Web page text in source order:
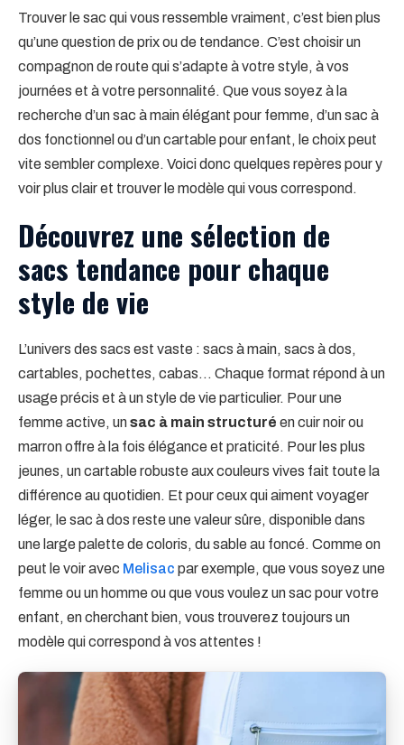
Trouver le sac qui vous ressemble vraiment, c’est bien plus
qu’une question de prix ou de tendance. C’est choisir un
compagnon de route qui s’adapte à votre style, à vos
journées et à votre personnalité. Que vous soyez à la
recherche d’un sac à main élégant pour femme, d’un sac à
dos fonctionnel ou d’un cartable pour enfant, le choix peut
vite sembler complexe. Voici donc quelques repères pour y
voir plus clair et trouver le modèle qui vous correspond.
Découvrez une sélection de
sacs tendance pour chaque
style de vie
L’univers des sacs est vaste : sacs à main, sacs à dos,
cartables, pochettes, cabas… Chaque format répond à un
usage précis et à un style de vie particulier. Pour une
femme active, unsac à main structuré en cuir noir ou
marron offre à la fois élégance et praticité. Pour les plus
jeunes, un cartable robuste aux couleurs vives fait toute la
différence au quotidien. Et pour ceux qui aiment voyager
léger, le sac à dos reste une valeur sûre, disponible dans
une large palette de coloris, du sable au foncé. Comme on
peut le voir avec Melisac par exemple, que vous soyez une
femme ou un homme ou que vous voulez un sac pour votre
enfant, en cherchant bien, vous trouverez toujours un
modèle qui correspond à vos attentes !